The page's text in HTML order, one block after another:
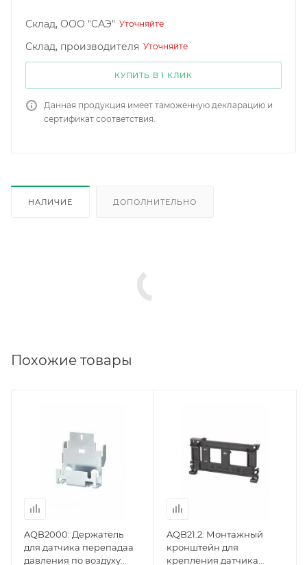
Склад, ООО "САЭ" Уточняйте
Склад, производителя Уточняйте
КУПИТЬ В 1 КЛИК
Данная продукция имеет таможенную декларацию и
сертификат соответствия.
НАЛИЧИЕ ДОПОЛНИТЕЛЬНО
Похожие товары
AQB2000: Держатель
для датчика перепадаа
давления по воздуху
AQB21.2: Монтажный
кронштейн для
крепления датчика